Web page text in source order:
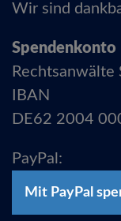
Wir sind
Spendenkonto
Rechtsanwälte
IBAN
DE62 2004
PayPal:
Mit PayPal